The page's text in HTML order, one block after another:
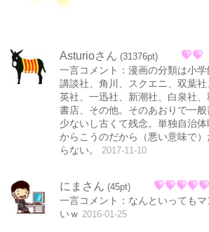
Asturioさん (31376pt)
一言コメント：漫画の分類は小学
講談社、角川、スクエニ、双葉社
英社、一迅社、新潮社、白泉社、
書店、その他。そのあおりで一般
少ないし古くて残念。単独自治
からこうのだから（悪い意味で）
らない。
2017-11-10
にまさん (45pt)
一言コメント：なんといっても
いｗ 2016-01-25